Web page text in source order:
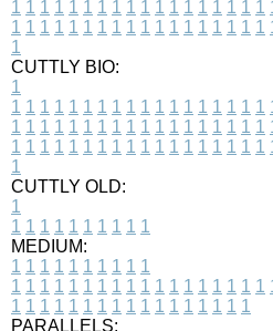
1 1 1 1 1 1 1 1 1 1 1 1 1 1 1 1 1 1
1 1 1 1 1 1 1 1 1 1 1 1 1 1 1 1 1 1
1
CUTTLY BIO:
1
1 1 1 1 1 1 1 1 1 1 1 1 1 1 1 1 1 1
1 1 1 1 1 1 1 1 1 1 1 1 1 1 1 1 1 1
1 1 1 1 1 1 1 1 1 1 1 1 1 1 1 1 1 1
1
CUTTLY OLD:
1
1 1 1 1 1 1 1 1 1 1
MEDIUM:
1 1 1 1 1 1 1 1 1 1
1 1 1 1 1 1 1 1 1 1 1 1 1 1 1 1 1 1
1 1 1 1 1 1 1 1 1 1 1 1 1 1 1 1 1
PARALLELS: